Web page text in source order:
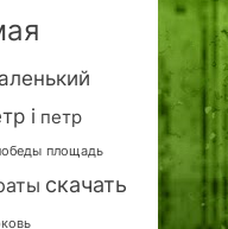
i петр
площадь
скачать